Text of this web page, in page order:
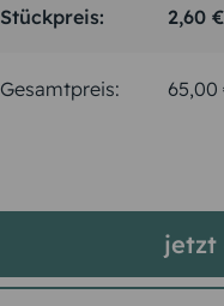
Stückpreis: 2,60 €
Gesamtpreis: 65,00
jetzt